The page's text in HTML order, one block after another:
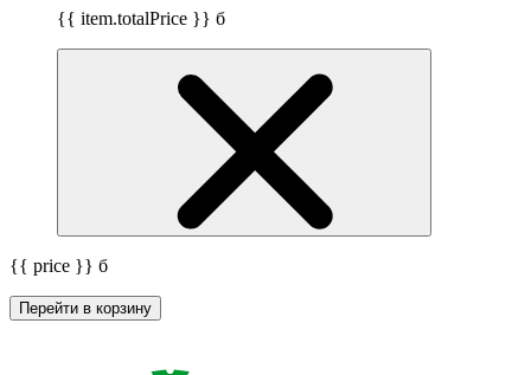
{{ item.totalPrice }} б
{{ price }} б
Перейти в корзину